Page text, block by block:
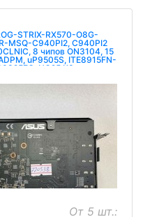
STRIX-RX570-O8G-
MSQ-C940PI2, C940PI2
8 чипов ON3104, 15
uP9505S, ITE8915FN-
HC25 КЗ не
От 5 шт.: